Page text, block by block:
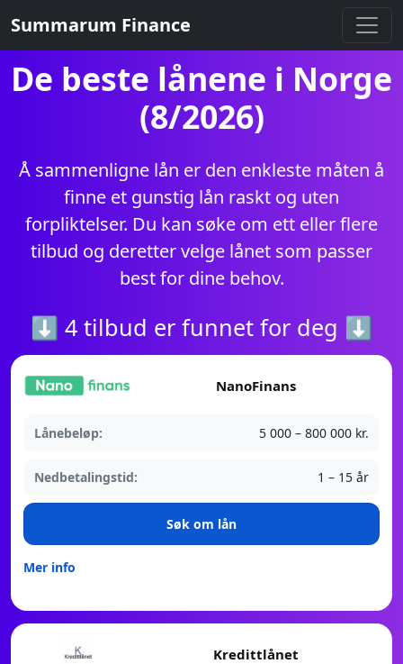
Summarum Finance
De beste lånene i Norge
(8/2026)
Å sammenligne lån er den enkleste måten å
finne et gunstig lån raskt og uten
forpliktelser. Du kan søke om ett eller flere
tilbud og deretter velge lånet som passer
best for dine behov.
⬇ 4 tilbud er funnet for deg ⬇
NanoFinans
Lånebeløp: 5 000 – 800 000 kr.
Nedbetalingstid: 1 – 15 år
Søk om lån
Mer info
Kredittlånet